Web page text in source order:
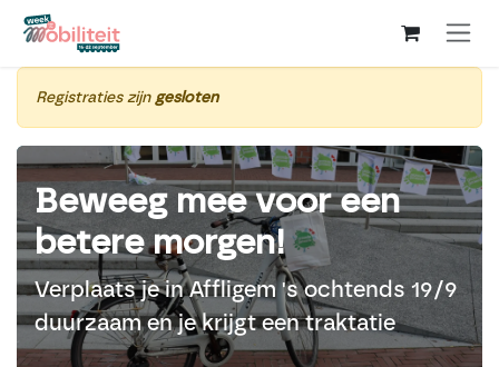
Overslaan naar inhoud
Registraties zijngesloten
Beweeg mee voor een
betere morgen!
Verplaats je in Affligem 's ochtends 19/9
duurzaam en je krijgt een traktatie